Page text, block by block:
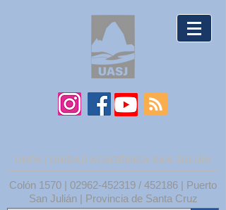
UNPA | UNIDAD ACADÉMICA SAN JULIÁN
Colón 1570 | 02962-452319 / 452186 | Puerto
San Julián | Provincia de Santa Cruz